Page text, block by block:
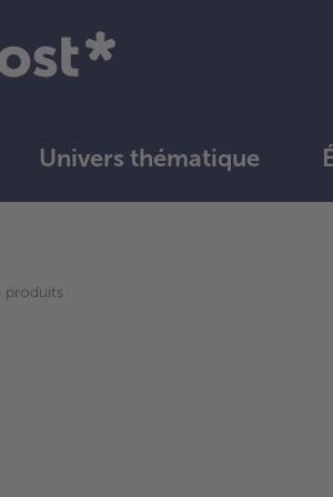
Univers thématique
produits